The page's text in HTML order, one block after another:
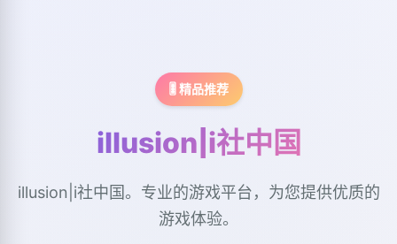
🎚️ 精品推荐
illusion|i社中国
illusion|i社中国。专业的游戏平台，为您提供优质的
游戏体验。